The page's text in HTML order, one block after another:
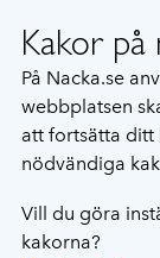
Kakor på
På Nacka.se
webbplatsen
att fortsätta ditt
nödvändiga
Vill du göra
kakorna?